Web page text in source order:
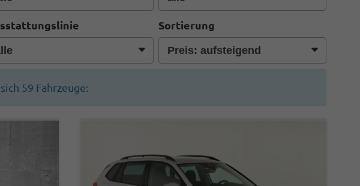
Sortierung
59 Fahrzeuge: